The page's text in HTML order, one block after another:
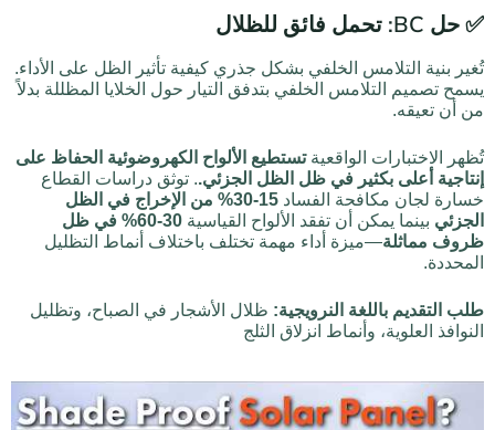
✅ حل BC: تحمل فائق للظلال
تُغير بنية التلامس الخلفي بشكل جذري كيفية تأثير الظل على الأداء.
يسمح تصميم التلامس الخلفي بتدفق التيار حول الخلايا المظللة بدلاً
من أن تعيقه.
تُظهر الاختبارات الواقعيةتستطيع الألواح الكهروضوئية الحفاظ على
إنتاجية أعلى بكثير في ظل الظل الجزئي.. توثق دراسات القطاع
خسارة لجان مكافحة الفساد
15-30% من الإخراج في الظل
الجزئي بينما يمكن أن تفقد الألواح القياسية
30-60% في ظل
ظروف مماثلة—ميزة أداء مهمة تختلف باختلاف أنماط التظليل
المحددة.
طلب التقديم باللغة النرويجية: ظلال الأشجار في الصباح، وتظليل
النوافذ العلوية، وأنماط انزلاق الثلج